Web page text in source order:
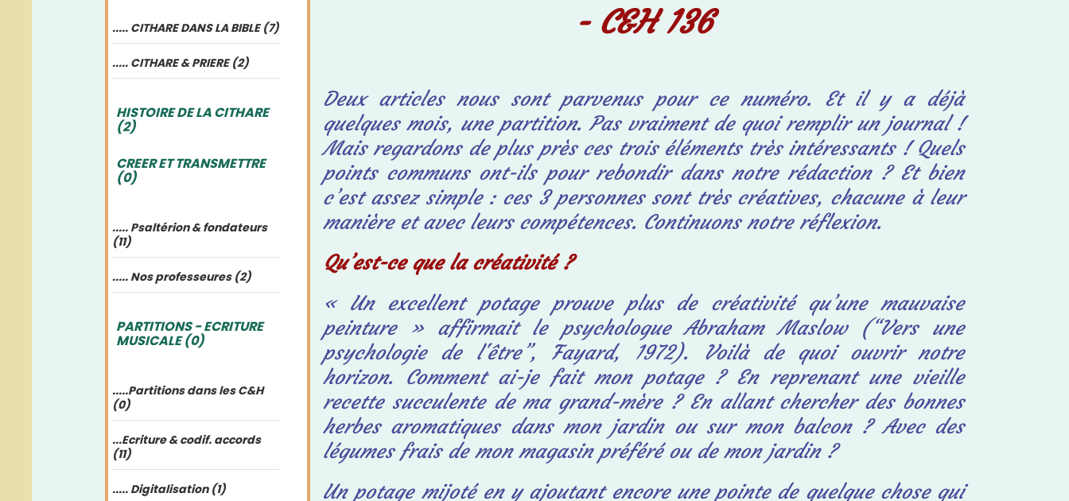
- C&H 136
Deux articles nous sont parvenus pour ce numéro. Et il y a déjà
quelques mois, une partition. Pas vraiment de quoi remplir un journal !
Mais regardons de plus près ces trois éléments très intéressants ! Quels
points communs ont-ils pour rebondir dans notre rédaction ? Et bien
c’estassez simple : ces 3 personnes sont très créatives, chacune à leur
manière et avec leurs compétences. Continuons notre réflexion.
Qu’est-ce que la créativité ?
« Un excellent potage prouve plus de créativité qu’une mauvaise
peinture » affirmait le psychologue Abraham Maslow (“Vers une
psychologie de l'être”, Fayard, 1972). Voilà de quoi ouvrir notre
horizon. Comment ai-je fait mon potage ? En reprenant une vieille
recette succulente de ma grand-mère ? En allant chercher des bonnes
herbes aromatiques dansmon jardin ou sur mon balcon ? Avec des
légumes frais de mon magasinpréféré ou de mon jardin ?
Un potage mijoté en y ajoutant encore unepointe de quelque chose qui
..... CITHARE DANS LA BIBLE (7)
..... CITHARE & PRIERE (2)
HISTOIRE DE LA CITHARE
(2)
CREER ET TRANSMETTRE
(0)
..... Psaltérion & fondateurs
(11)
..... Nos professeures (2)
PARTITIONS - ECRITURE
MUSICALE (0)
.....Partitions dans les C&H
(0)
...Ecriture & codif. accords
(11)
..... Digitalisation (1)